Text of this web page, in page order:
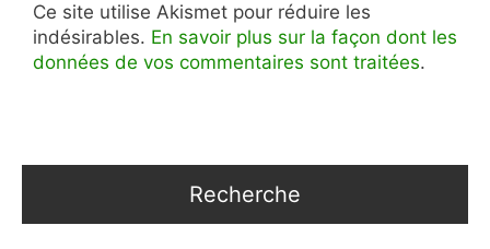
Ce site utilise Akismet pour réduire les
indésirables. En savoir plus sur la façon dont les
données de vos commentaires sont traitées.
Recherche